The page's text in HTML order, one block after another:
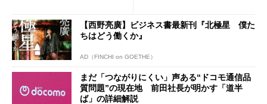
【西野亮廣】ビジネス書最新刊『北極星 僕た
ちはどう働くか』
AD（FINCHI on GOETHE）
まだ「つながりにくい」声ある“ドコモ通信品
質問題”の現在地 前田社長が明かす「道半
ば」の詳細解説